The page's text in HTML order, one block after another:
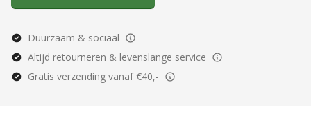
Duurzaam & sociaal
Altijd retourneren & levenslange service
Gratis verzending vanaf €40,-